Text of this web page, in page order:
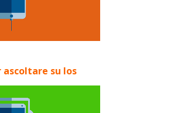
ascoltare su Ios